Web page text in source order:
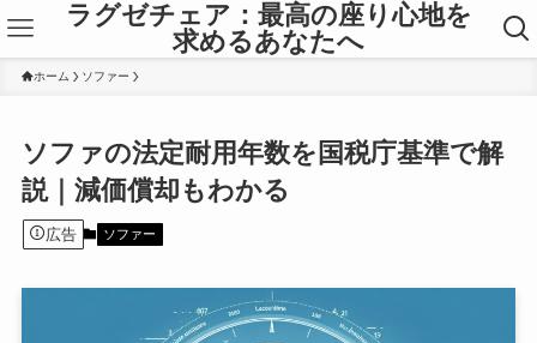
ラグゼチェア：最高の座り心地を
求めるあなたへ
ホーム ソファー
ソファの法定耐用年数を国税庁基準で解
説｜減価償却もわかる
広告 ソファー